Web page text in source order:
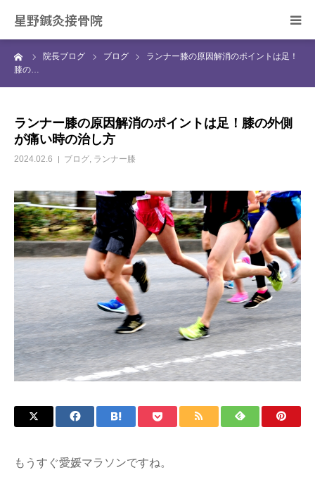
星野鍼灸接骨院
院長ブログ ブログ
ランナー膝の原因解消のポイントは足！
膝の…
ランナー膝の原因解消のポイントは足！膝の外側
が痛い時の治し方
2024.02.6 ブログ, ランナー膝
もうすぐ愛媛マラソンですね。
ホーム
症状別の治療について
院長ブログ
ご予約・お問合せ
アクセス